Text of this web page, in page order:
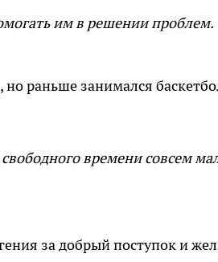
им в решении проблем.
но раньше занимался
времени совсем
за добрый поступок и